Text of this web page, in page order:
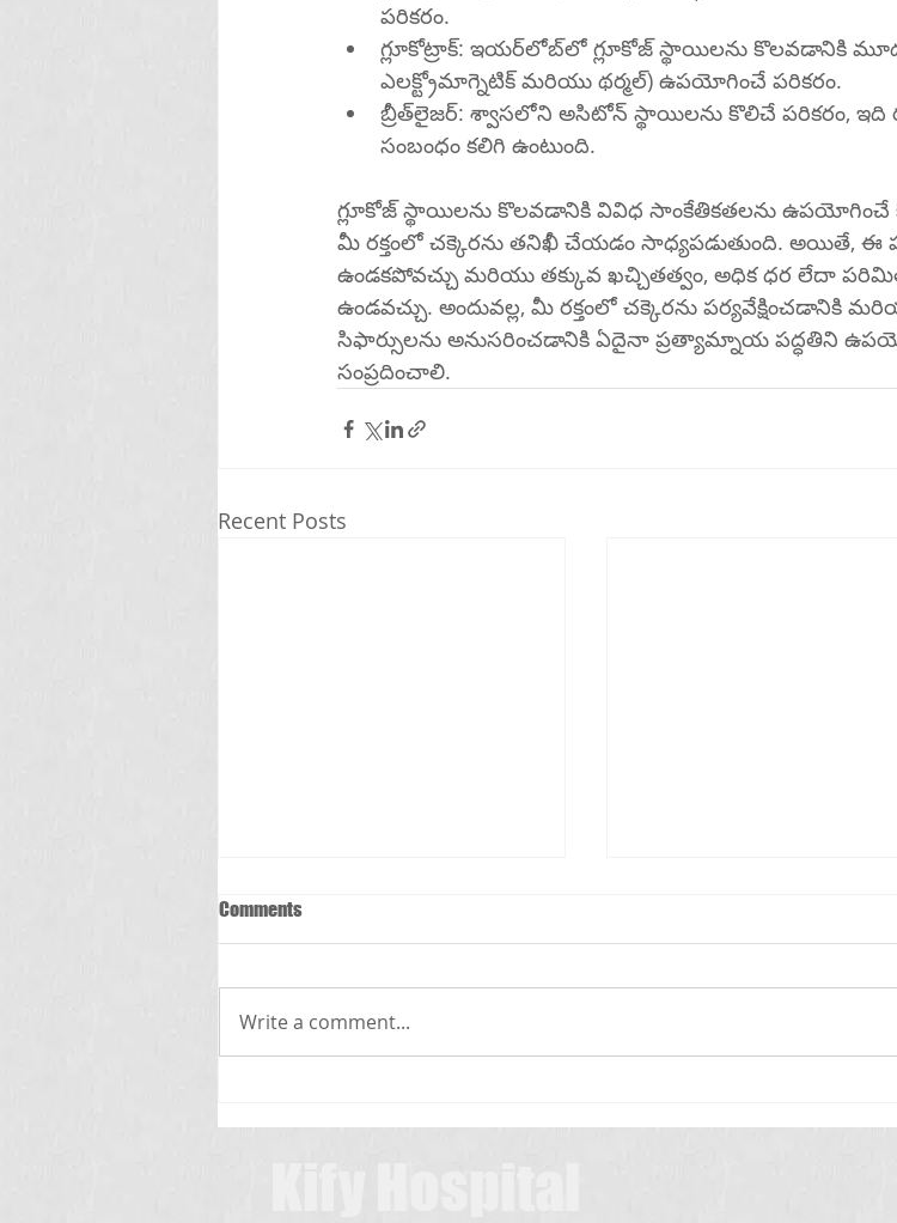
పరికరం.
గ్లూకోట్రాక్: ఇయర్‌లోబ్‌లో గ్లూకోజ్ స్థాయిలను కొలవడానికి మూడు సాంకేతికతలను (అల్ట్రాసౌండ్,
ఎలక్ట్రోమాగ్నెటిక్ మరియు థర్మల్) ఉపయోగించే పరికరం.
బ్రీత్‌లైజర్: శ్వాసలోని అసిటోన్ స్థాయిలను కొలిచే పరికరం, ఇది రక్తంలోని గ్లూకోజ్ స్థాయిలతో పరస్పర
సంబంధం కలిగి ఉంటుంది.
గ్లూకోజ్ స్థాయిలను కొలవడానికి వివిధ సాంకేతికతలను ఉపయోగించే
మీ రక్తంలో చక్కెరను తనిఖీ చేయడం సాధ్యపడుతుంది. అయితే, ఈ
ఉండకపోవచ్చు మరియు తక్కువ ఖచ్చితత్వం, అధిక ధర లేదా
ఉండవచ్చు. అందువల్ల, మీ రక్తంలో చక్కెరను పర్యవేక్షించడానికి
సిఫార్సులను అనుసరించడానికి ఏదైనా ప్రత్యామ్నాయ పద్ధతిని
సంప్రదించాలి.
Recent Posts
స్క్రబ్ టైఫస్
winter seasons. It is caused
Comments
Write a comment...